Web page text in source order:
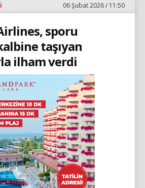
06 Şubat 2026 / 11:50
sporu
taşıyan
ilham verdi